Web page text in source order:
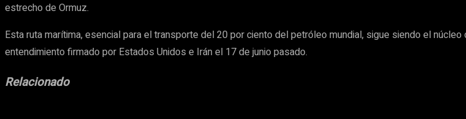
estrecho de Ormuz.
Esta ruta marítima, esencial para el transporte del 20 por ciento del petróleo mundial, sigue siendo el
entendimiento firmado por Estados Unidos e Irán el 17 de junio pasado.
Relacionado